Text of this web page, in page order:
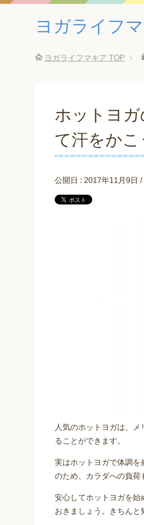
ヨガライフ
ヨガライフマキア TOP
ホットヨ
て汗をかこ
公開日 : 2017年11月9日 /
人気のホットヨガは、
ることができます。
実はホットヨガで体調を
のため、カラダへの負荷
安心してホットヨガを始
おきましょう。きちんと